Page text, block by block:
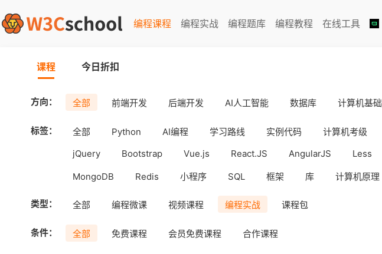
编程课程 编程实战 编程题库 编程教程 在线工具
课程 今日折扣
方向： 全部 前端开发 后端开发 AI人工智能 数据库 计算机基础
标签： 全部 Python AI编程 学习路线 实例代码 计算机考级
jQuery
Bootstrap Vue.js React.JS AngularJS Less
MongoDB Redis 小程序 SQL 框架 库 计算机原理
工具 Android uni-app APICloud iOS
类型： 全部 编程微课 视频课程 编程实战 课程包
条件： 全部 免费课程 会员免费课程 合作课程